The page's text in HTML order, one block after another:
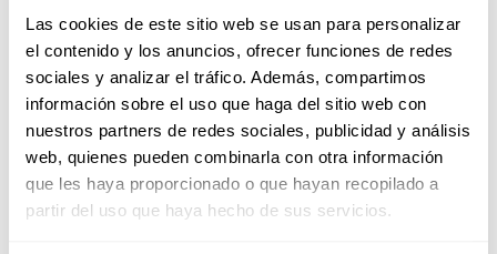
Las cookies de este sitio web se usan para personalizar
el contenido y los anuncios, ofrecer funciones de redes
sociales y analizar el tráfico. Además, compartimos
información sobre el uso que haga del sitio web con
nuestros partners de redes sociales, publicidad y análisis
web, quienes pueden combinarla con otra información
que les haya proporcionado o que hayan recopilado a
partir del uso que haya hecho de sus servicios.